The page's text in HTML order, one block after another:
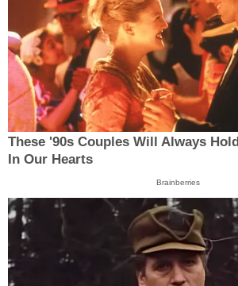
These '90s Couples Will Always
In Our Hearts
Brainberries